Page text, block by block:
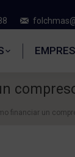
financiar un